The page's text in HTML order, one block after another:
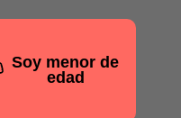
Soy menor de
edad